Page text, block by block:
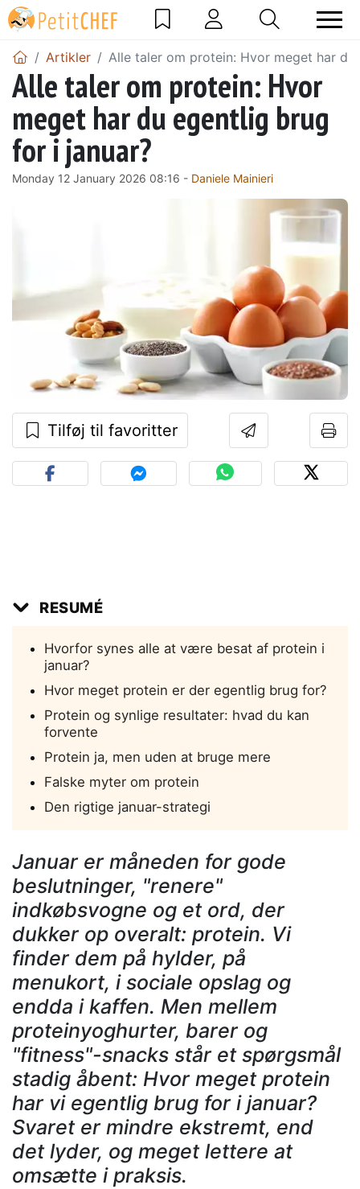
Artikler Alle taler om protein: Hvor meget har
Alle taler om protein: Hvor
meget har du egentlig brug
for i januar?
Monday 12 January 2026 08:16 - Daniele Mainieri
Tilføj til favoritter
RESUMÉ
Hvorfor synes alle at være besat af protein i
januar?
Hvor meget protein er der egentlig brug for?
Protein og synlige resultater: hvad du kan
forvente
Protein ja, men uden at bruge mere
Falske myter om protein
Den rigtige januar-strategi
Januar er måneden for gode
beslutninger, "renere"
indkøbsvogne og et ord, der
dukker op overalt: protein. Vi
finder dem på hylder, på
menukort, i sociale opslag og
endda i kaffen. Men mellem
proteinyoghurter, barer og
"fitness"-snacks står et spørgsmål
stadig åbent: Hvor meget protein
har vi egentlig brug for i januar?
Svaret er mindre ekstremt, end
det lyder, og meget lettere at
omsætte i praksis.